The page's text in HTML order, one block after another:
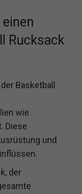
Rucksack
Basketball
wie
Diese
und
der